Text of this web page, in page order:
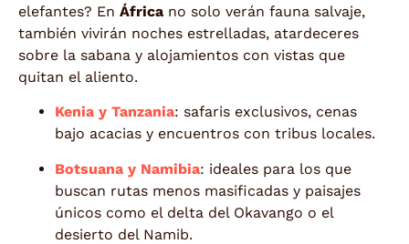
elefantes? En África no solo verán fauna salvaje,
también vivirán noches estrelladas, atardeceres
sobre la sabana y alojamientos con vistas que
quitan el aliento.
Kenia y Tanzania: safaris exclusivos, cenas
bajo acacias y encuentros con tribus locales.
Botsuana y Namibia: ideales para los que
buscan rutas menos masificadas y paisajes
únicos como el delta del Okavango o el
desierto del Namib.